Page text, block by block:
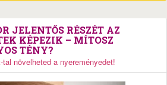
JELENTŐS RÉSZÉT AZ
KÉPEZIK – MÍTOSZ
TÉNY?
növelheted a nyereményedet!